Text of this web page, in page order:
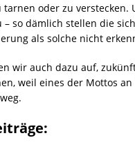
oder zu verstecken.
– so dämlich stellen die
als solche nicht
wir auch dazu auf,
weil eines der Mottos